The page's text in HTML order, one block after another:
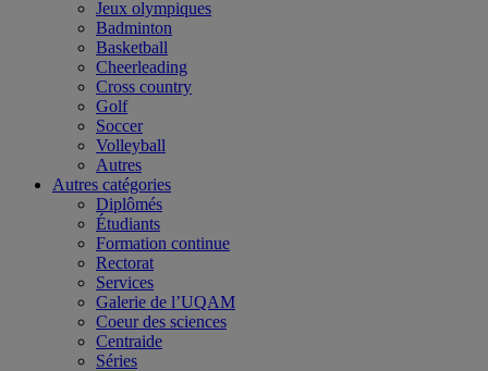
Jeux olympiques
Badminton
Basketball
Cheerleading
Cross country
Golf
Soccer
Volleyball
Autres
Autres catégories
Diplômés
Étudiants
Formation continue
Rectorat
Services
Galerie de l’UQAM
Coeur des sciences
Centraide
Séries